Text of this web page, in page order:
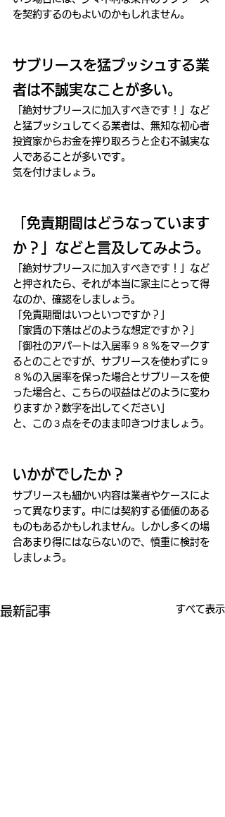
を契約するのもよいのかもしれません。
サブリースを猛プッシュする業
者は不誠実なことが多い。
「絶対サブリースに加入すべきです！」など
と猛プッシュしてくる業者は、無知な初心者
投資家からお金を搾り取ろうと企む不誠実な
人であることが多いです。
気を付けましょう。
「免責期間はどうなっています
か？」などと言及してみよう。
「絶対サブリースに加入すべきです！」など
と押されたら、それが本当に家主にとって得
なのか、確認をしましょう。
「免責期間はいつといつですか？」
「家賃の下落はどのような想定ですか？」
「御社のアパートは入居率９８％をマークす
るとのことですが、サブリースを使わずに９
８％の入居率を保った場合とサブリースを使
った場合と、こちらの収益はどのように変わ
りますか？数字を出してください」
と、この３点をそのまま叩きつけましょう。
いかがでしたか？
サブリースも細かい内容は業者やケースによ
って異なります。中には契約する価値のある
ものもあるかもしれません。しかし多くの場
合あまり得にはならないので、慎重に検討を
しましょう。
最新記事 すべて表示